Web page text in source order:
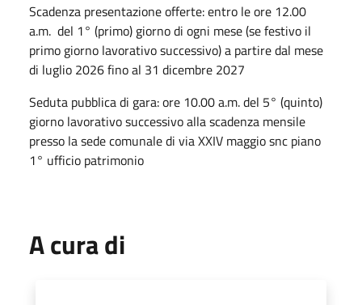
Scadenza presentazione offerte: entro le ore 12.00
a.m. del 1° (primo) giorno di ogni mese (se festivo il
primo giorno lavorativo successivo) a partire dal mese
di luglio 2026 fino al 31 dicembre 2027
Seduta pubblica di gara: ore 10.00 a.m. del 5° (quinto)
giorno lavorativo successivo alla scadenza mensile
presso la sede comunale di via XXIV maggio snc piano
1° ufficio patrimonio
A cura di